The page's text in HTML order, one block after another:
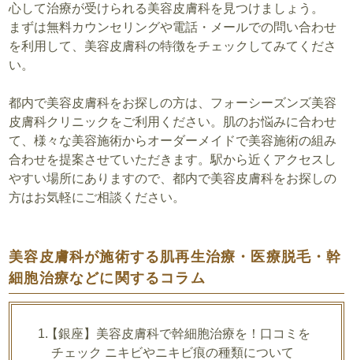
心して治療が受けられる美容皮膚科を見つけましょう。
まずは無料カウンセリングや電話・メールでの問い合わせ
を利用して、美容皮膚科の特徴をチェックしてみてくださ
い。
都内で美容皮膚科をお探しの方は、フォーシーズンズ美容
皮膚科クリニックをご利用ください。肌のお悩みに合わせ
て、様々な美容施術からオーダーメイドで美容施術の組み
合わせを提案させていただきます。駅から近くアクセスし
やすい場所にありますので、都内で美容皮膚科をお探しの
方はお気軽にご相談ください。
美容皮膚科が施術する肌再生治療・医療脱毛・幹
細胞治療などに関するコラム
【銀座】美容皮膚科で幹細胞治療を！口コミを
チェック ニキビやニキビ痕の種類について